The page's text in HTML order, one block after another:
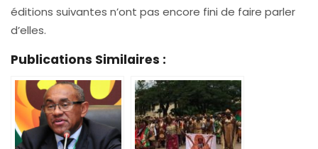
éditions suivantes n’ont pas encore fini de faire parler
d’elles.
Publications Similaires :